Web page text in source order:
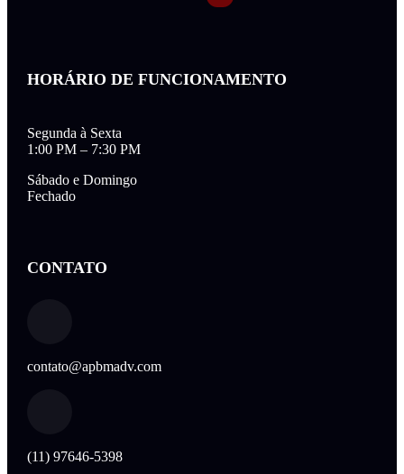
HORÁRIO DE FUNCIONAMENTO
Segunda à Sexta
1:00 PM – 7:30 PM
Sábado e Domingo
Fechado
CONTATO
contato@apbmadv.com
(11) 97646-5398